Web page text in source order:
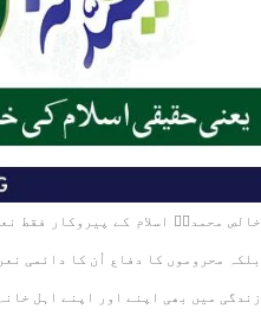
خالص محمدیؐ اسلام کے پیروکار فقط
بلکہ محروموں کا دفاع اُن کا دائمی
زندگی میں بھی اپنے اور اپنے اہل